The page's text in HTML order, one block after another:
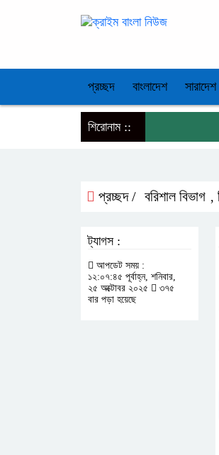
প্রচ্ছদ বাংলাদেশ সারাদেশ
শিরোনাম ::
প্রচ্ছদ / বরিশাল বিভাগ ,
ট্যাগস :
আপডেট সময় :
১২:০৭:৪৫ পূর্বাহ্ন, শনিবার,
২৫ অক্টোবর ২০২৫
৩৭৫
বার পড়া হয়েছে